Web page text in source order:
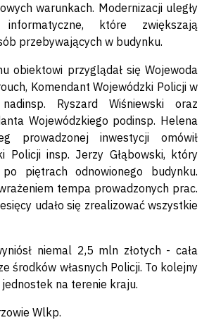
warunkach. Modernizacji uległy
które zwiększają
przebywających w budynku.
obiektowi przyglądał się Wojewoda
Komendant Wojewódzki Policji w
Ryszard Wiśniewski oraz
Wojewódzkiego podinsp. Helena
prowadzonej inwestycji omówił
Policji insp. Jerzy Głąbowski, który
piętrach odnowionego budynku.
tempa prowadzonych prac.
udało się zrealizować wszystkie
niemal 2,5 mln złotych - cała
środków własnych Policji. To kolejny
na terenie kraju.
Wlkp.